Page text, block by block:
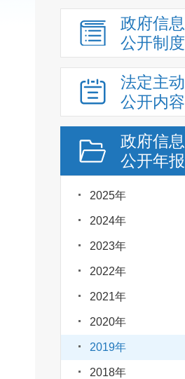
政府信息
公开制度
法定主动
公开内容
政府信息
公开年报
2025年
2024年
2023年
2022年
2021年
2020年
2019年
2018年